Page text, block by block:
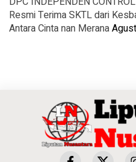
Resmi Terima SKTL dari
Antara Cinta nan Merana